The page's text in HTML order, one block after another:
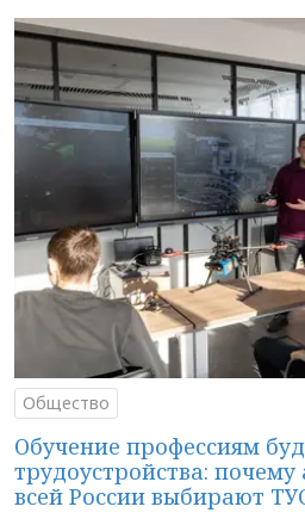
Общество
Обучение профессиям
трудоустройства:
всей России выбирают